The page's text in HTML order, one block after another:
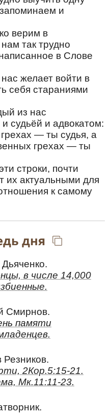
рыда́ет себе́,// я́ко
Царю волхвы из
звездою свыше
и
пшеницу, и
власти он вскоре
и И́род
лю́то,/ уби́ти мня
лежа́ща.
к Родившемуся, а
послал, тщетно
лежащего.
е́же по
у́бо плоть,
же о души́, ве́щи
А́нгелы сра́дуется,
твой.
то, что в
взяв свой крест,
и делом учил
преходящей,
творении
радуется с
и
верим в
так трудно
в Слове
желает войти в
себя стараниями
из нас
судьёй и адвокатом:
— ты судья, а
грехах — ты
строки, почти
их актуальными для
к самому
дня
в числе 14,000
Смирнов.
памяти
Резников.
2Кор.5:15-21.
Мк.11:11-23.